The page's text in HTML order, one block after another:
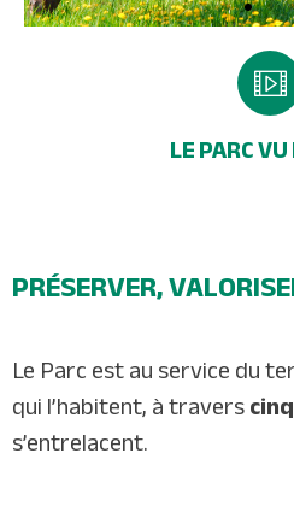
LE PARC
PRÉSERVER,
Le Parc est au service du
qui l’habitent, à travers
s’entrelacent.